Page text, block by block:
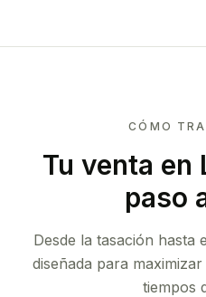
CÓMO
Tu venta en
paso
Desde la tasación hasta
diseñada para
tiempos